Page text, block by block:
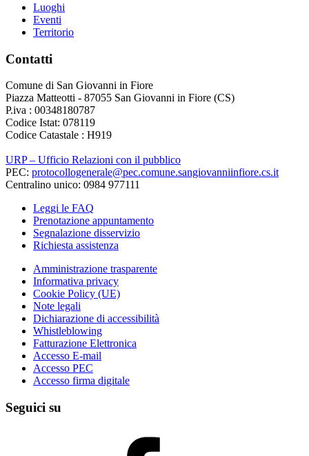
Luoghi
Eventi
Territorio
Contatti
Comune di San Giovanni in Fiore
Piazza Matteotti - 87055 San Giovanni in Fiore (CS)
P.iva : 00348180787
Codice Istat: 078119
Codice Catastale : H919
URP – Ufficio Relazioni con il pubblico
PEC: protocollogenerale@pec.comune.sangiovanniinfiore.cs.it
Centralino unico: 0984 977111
Leggi le FAQ
Prenotazione appuntamento
Segnalazione disservizio
Richiesta assistenza
Amministrazione trasparente
Informativa privacy
Cookie Policy (UE)
Note legali
Dichiarazione di accessibilità
Whistleblowing
Fatturazione Elettronica
Accesso E-mail
Accesso PEC
Accesso firma digitale
Seguici su